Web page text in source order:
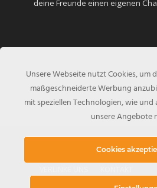
deine Freunde einen eigenen
Copyright © 2017 - Created by
Unsere Webseite nutzt Cookies, um
maßgeschneiderte Werbung
mit speziellen Technologien, wie
unsere Angebote
Cookies